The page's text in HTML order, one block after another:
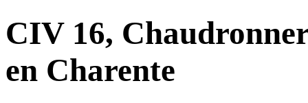
CIV 16,
en Charente